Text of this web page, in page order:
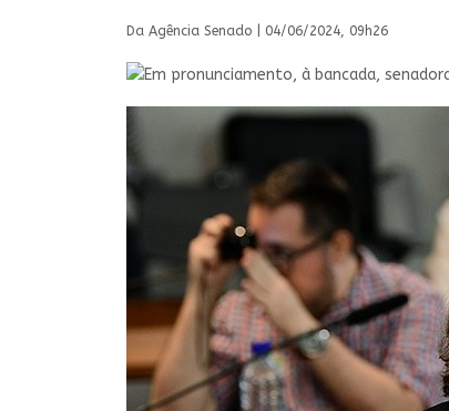
Da Agência Senado | 04/06/2024, 09h26